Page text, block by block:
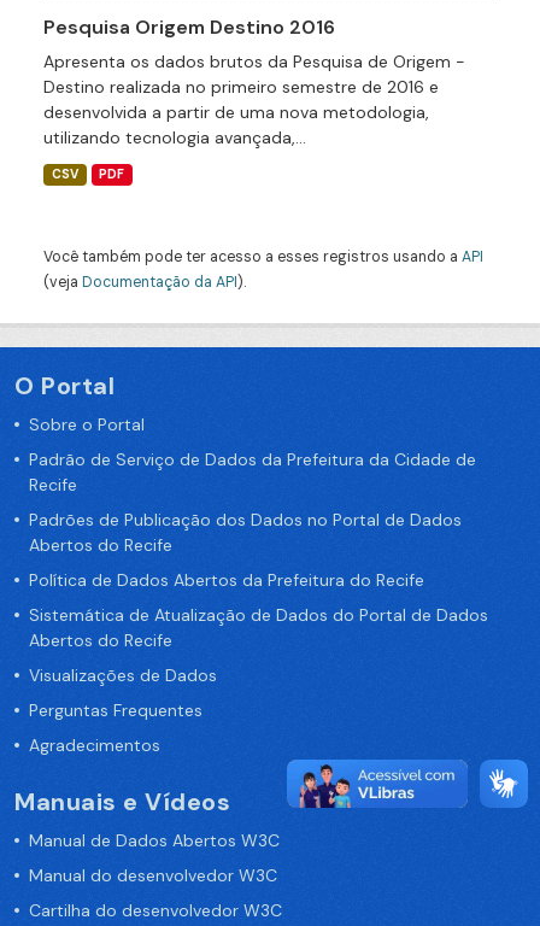
Pesquisa Origem Destino 2016
Apresenta os dados brutos da Pesquisa de Origem -
Destino realizada no primeiro semestre de 2016 e
desenvolvida a partir de uma nova metodologia,
utilizando tecnologia avançada,...
CSV PDF
Você também pode ter acesso a esses registros usando a API
(veja Documentação da API).
O Portal
Sobre o Portal
Padrão de Serviço de Dados da Prefeitura da Cidade de
Recife
Padrões de Publicação dos Dados no Portal de Dados
Abertos do Recife
Política de Dados Abertos da Prefeitura do Recife
Sistemática de Atualização de Dados do Portal de Dados
Abertos do Recife
Visualizações de Dados
Perguntas Frequentes
Agradecimentos
Manuais e Vídeos
Manual de Dados Abertos W3C
Manual do desenvolvedor W3C
Cartilha do desenvolvedor W3C